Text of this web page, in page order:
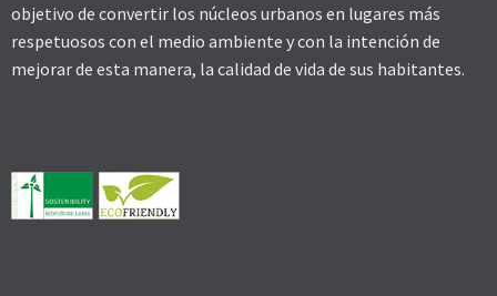
objetivo de convertir los núcleos urbanos en lugares más
respetuosos con el medio ambiente y con la intención de
mejorar de esta manera, la calidad de vida de sus habitantes.